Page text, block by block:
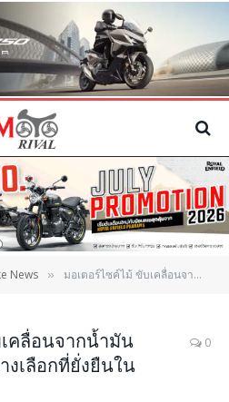
News » มอเตอร์ไซค์ไม้ ขับเคลื่อนจากน้ำมันสาหร่าย พลังงานทางเลือกที่ยั่งยืนในอนาคต?
คลื่อนจากน้ำมัน
งเลือกที่ยั่งยืนใน
0